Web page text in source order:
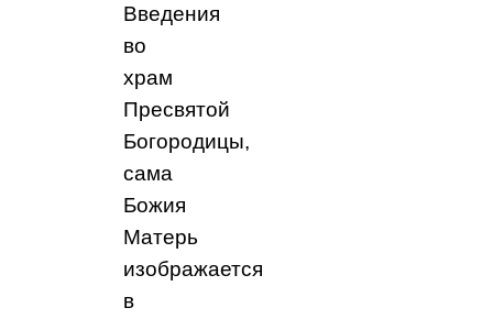
Введения
во
храм
Пресвятой
Богородицы,
сама
Божия
Матерь
изображается
в